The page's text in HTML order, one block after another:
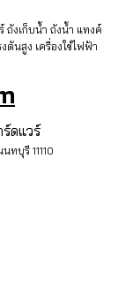
ถังเก็บน้ำ ถังน้ำ แทงค์
นสูง เครื่องใช้ไฟฟ้า
ดแวร์
ทบุรี 11110